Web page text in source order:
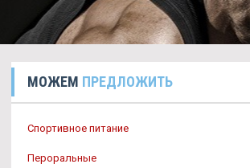
МОЖЕМ ПРЕДЛОЖИТЬ
Спортивное питание
Пероральные